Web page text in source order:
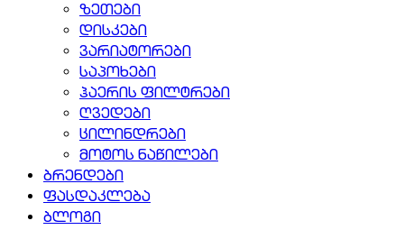
ზეთები
დისკები
ვარიატორები
საპოხები
ჰაერის ფილტრები
ღვედები
ცილინდრები
მოტოს ნაწილები
ბრენდები
ფასდაკლება
ბლოგი